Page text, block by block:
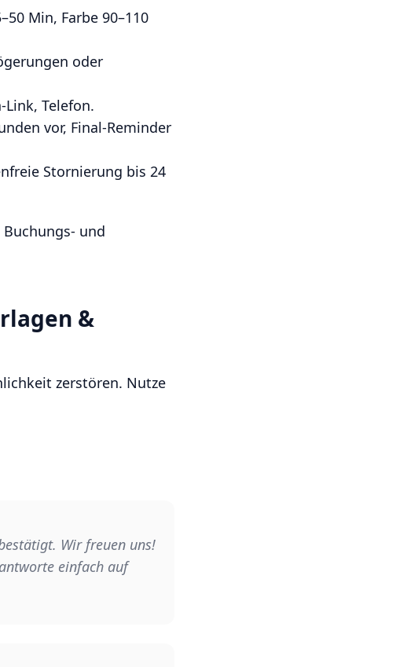
Min, Farbe 90–110
oder
Telefon.
vor, Final-Reminder
Stornierung bis 24
und
&
zerstören. Nutze
Wir freuen uns!
einfach auf